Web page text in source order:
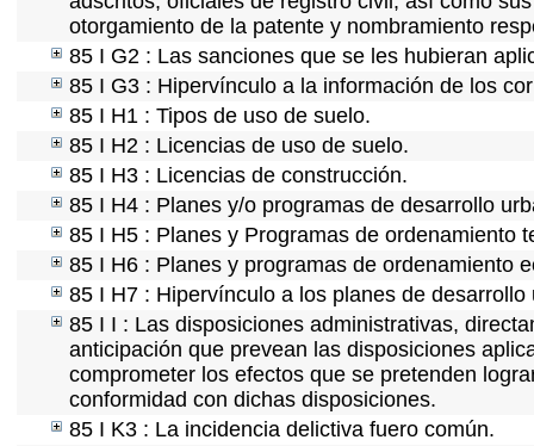
otorgamiento de la patente y nombramiento
85 I G2 : Las sanciones que se les hubieran
85 I G3 : Hipervínculo a la información de los
85 I H1 : Tipos de uso de suelo.
85 I H2 : Licencias de uso de suelo.
85 I H3 : Licencias de construcción.
85 I H4 : Planes y/o programas de desarrollo
85 I H5 : Planes y Programas de ordenamiento
85 I H6 : Planes y programas de ordenamiento
85 I H7 : Hipervínculo a los planes de desarrollo
85 I I : Las disposiciones administrativas,
anticipación que prevean las disposiciones
comprometer los efectos que se pretenden
conformidad con dichas disposiciones.
85 I K3 : La incidencia delictiva fuero común.